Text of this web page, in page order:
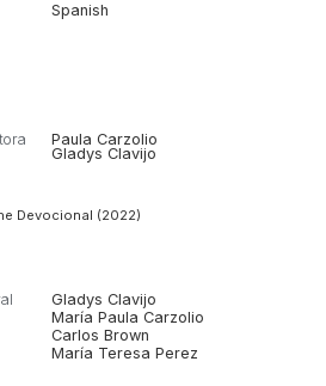
Spanish
Paula Carzolio
Gladys Clavijo
Devocional (2022)
Gladys Clavijo
María Paula Carzolio
Carlos Brown
María Teresa Perez